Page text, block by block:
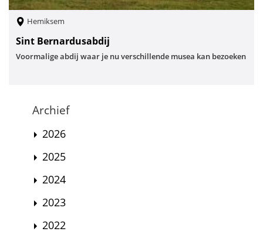
Hemiksem
Sint Bernardusabdij
Voormalige abdij waar je nu verschillende musea kan bezoeken
Archief
2026
2025
2024
2023
2022